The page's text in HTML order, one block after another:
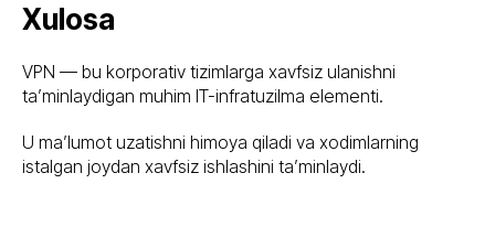
Xulosa
VPN — bu korporativ tizimlarga xavfsiz ulanishni
ta’minlaydigan muhim IT-infratuzilma elementi.
U ma’lumot uzatishni himoya qiladi va xodimlarning
istalgan joydan xavfsiz ishlashini ta’minlaydi.